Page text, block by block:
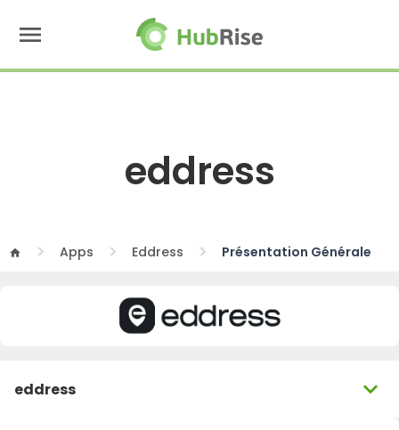
menu
eddress
home Apps Eddress Présentation Générale
eddress expand_more